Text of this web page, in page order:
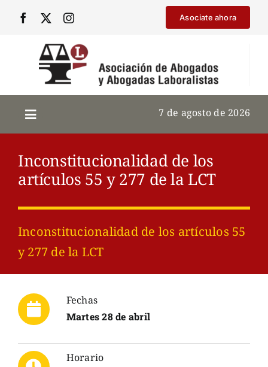
Asociate ahora
7 de agosto de 2026
Inconstitucionalidad de los
artículos 55 y 277 de la LCT
Inconstitucionalidad de los artículos 55
y 277 de la LCT
Fechas
Martes 28 de abril
Horario